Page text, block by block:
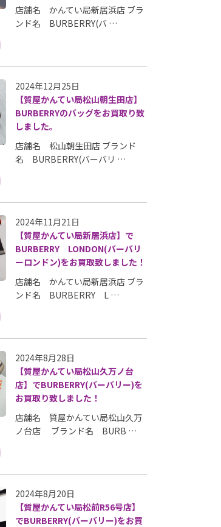
店舗名 かんてい局新居浜店 ブラ
ンド名 BURBERRY(バ …
2024年12月25日
【質屋かんてい局松山朝生田店】
BURBERRYのバッグをお買取り致
しました。
店舗名 松山朝生田店 ブランド
名 BURBERRY(バーバリ …
2024年11月21日
【質屋かんてい局新居浜店】で
BURBERRY LONDON(バーバリ
ーロンドン)をお買取致しました！
店舗名 かんてい局新居浜店 ブラ
ンド名 BURBERRY L …
2024年8月28日
【質屋かんてい局松山久万ノ台
店】でBURBERRY(バーバリー)を
お買取り致しました！
店舗名 質屋かんてい局松山久万
ノ台店 ブランド名 BURB …
2024年8月20日
【質屋かんてい局松前R56号店】
でBURBERRY(バーバリー)をお買